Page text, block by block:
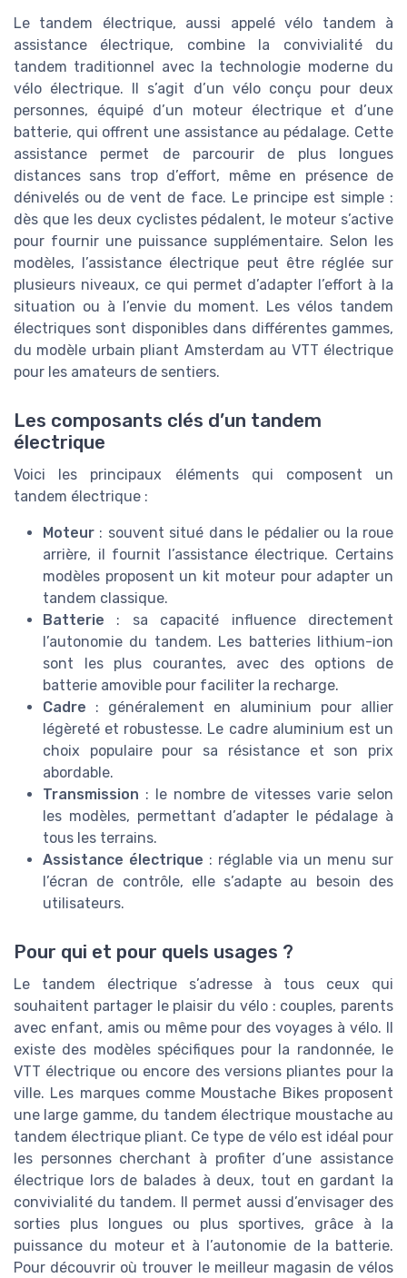
Le tandem électrique, aussi appelé vélo tandem à
assistance électrique, combine la convivialité du
tandem traditionnel avec la technologie moderne du
vélo électrique. Il s’agit d’un vélo conçu pour deux
personnes, équipé d’un moteur électrique et d’une
batterie, qui offrent une assistance au pédalage. Cette
assistance permet de parcourir de plus longues
distances sans trop d’effort, même en présence de
dénivelés ou de vent de face. Le principe est simple :
dès que les deux cyclistes pédalent, le moteur s’active
pour fournir une puissance supplémentaire. Selon les
modèles, l’assistance électrique peut être réglée sur
plusieurs niveaux, ce qui permet d’adapter l’effort à la
situation ou à l’envie du moment. Les vélos tandem
électriques sont disponibles dans différentes gammes,
du modèle urbain pliant Amsterdam au VTT électrique
pour les amateurs de sentiers.
Les composants clés d’un tandem
électrique
Voici les principaux éléments qui composent un
tandem électrique :
Moteur : souvent situé dans le pédalier ou la roue
arrière, il fournit l’assistance électrique. Certains
modèles proposent un kit moteur pour adapter un
tandem classique.
Batterie : sa capacité influence directement
l’autonomie du tandem. Les batteries lithium-ion
sont les plus courantes, avec des options de
batterie amovible pour faciliter la recharge.
Cadre : généralement en aluminium pour allier
légèreté et robustesse. Le cadre aluminium est un
choix populaire pour sa résistance et son prix
abordable.
Transmission : le nombre de vitesses varie selon
les modèles, permettant d’adapter le pédalage à
tous les terrains.
Assistance électrique : réglable via un menu sur
l’écran de contrôle, elle s’adapte au besoin des
utilisateurs.
Pour qui et pour quels usages ?
Le tandem électrique s’adresse à tous ceux qui
souhaitent partager le plaisir du vélo : couples, parents
avec enfant, amis ou même pour des voyages à vélo. Il
existe des modèles spécifiques pour la randonnée, le
VTT électrique ou encore des versions pliantes pour la
ville. Les marques comme Moustache Bikes proposent
une large gamme, du tandem électrique moustache au
tandem électrique pliant. Ce type de vélo est idéal pour
les personnes cherchant à profiter d’une assistance
électrique lors de balades à deux, tout en gardant la
convivialité du tandem. Il permet aussi d’envisager des
sorties plus longues ou plus sportives, grâce à la
puissance du moteur et à l’autonomie de la batterie.
Pour découvrir où trouver le meilleur magasin de vélos